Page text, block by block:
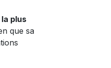
la plus
que sa